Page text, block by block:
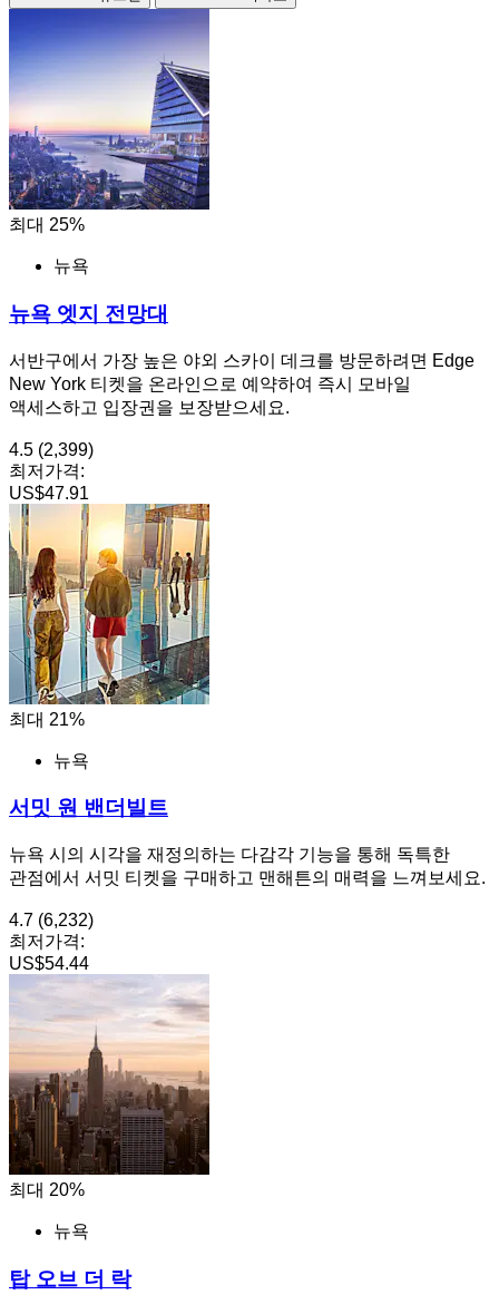
최대 25%
뉴욕
뉴욕 엣지 전망대
서반구에서 가장 높은 야외 스카이 데크를 방문하려면 Edge
New York 티켓을 온라인으로 예약하여 즉시 모바일
액세스하고 입장권을 보장받으세요.
4.5 (2,399)
최저가격:
US$47.91
최대 21%
뉴욕
서밋 원 밴더빌트
뉴욕 시의 시각을 재정의하는 다감각 기능을 통해 독특한
관점에서 서밋 티켓을 구매하고 맨해튼의 매력을 느껴보세요.
4.7 (6,232)
최저가격:
US$54.44
최대 20%
뉴욕
탑 오브 더 락